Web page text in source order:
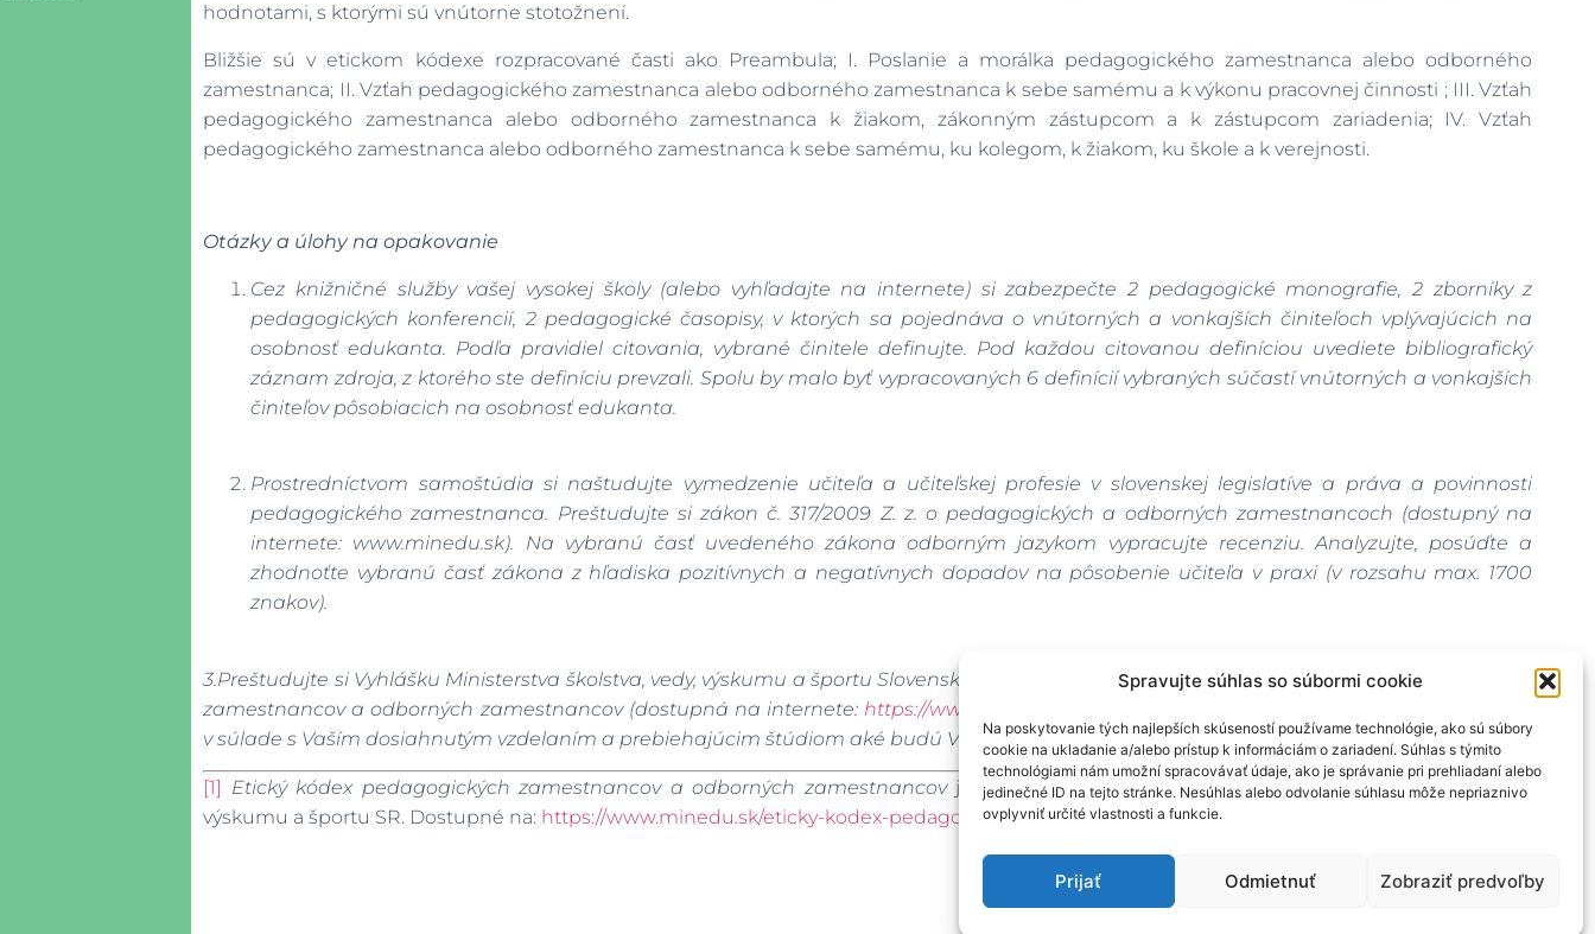
Spravujte súhlas so súbormi cookie
Na poskytovanie tých najlepších skúseností používame technológie, ako sú súbory
cookie na ukladanie a/alebo prístup k informáciám o zariadení. Súhlas s týmito
technológiami nám umožní spracovávať údaje, ako je správanie pri prehliadaní alebo
jedinečné ID na tejto stránke. Nesúhlas alebo odvolanie súhlasu môže nepriaznivo
ovplyvniť určité vlastnosti a funkcie.
Prijať Odmietnuť Zobraziť predvoľby
hodnotami, s ktorými sú vnútorne stotožnení.
Bližšie sú v etickom kódexe rozpracované časti ako Preambula; I. Poslanie a morálka pedagogického zamestnanca alebo odborného
zamestnanca; II. Vzťah pedagogického zamestnanca alebo odborného zamestnanca k sebe samému a k výkonu pracovnej činnosti ; III. Vzťah
pedagogického zamestnanca alebo odborného zamestnanca k žiakom, zákonným zástupcom a k zástupcom zariadenia; IV. Vzťah
pedagogického zamestnanca alebo odborného zamestnanca k sebe samému, ku kolegom, k žiakom, ku škole a k verejnosti.
Otázky a úlohy na opakovanie
Cez knižničné služby vašej vysokej školy (alebo vyhľadajte na internete) si zabezpečte 2 pedagogické monografie, 2 zborníky z
pedagogických konferencií, 2 pedagogické časopisy, v ktorých sa pojednáva o vnútorných a vonkajších činiteľoch vplývajúcich na
osobnosť edukanta. Podľa pravidiel citovania, vybrané činitele definujte. Pod každou citovanou definíciou uvediete bibliografický
záznam zdroja, z ktorého ste definíciu prevzali. Spolu by malo byť vypracovaných 6 definícií vybraných súčastí vnútorných a vonkajších
činiteľov pôsobiacich na osobnosť edukanta.
Prostredníctvom samoštúdia si naštudujte vymedzenie učiteľa a učiteľskej profesie v slovenskej legislatíve a práva a povinnosti
pedagogického zamestnanca. Preštudujte si zákon č. 317/2009 Z. z. o pedagogických a odborných zamestnancoch (dostupný na
internete: www.minedu.sk). Na vybranú časť uvedeného zákona odborným jazykom vypracujte recenziu. Analyzujte, posúďte a
zhodnoťte vybranú časť zákona z hľadiska pozitívnych a negatívnych dopadov na pôsobenie učiteľa v praxi (v rozsahu max. 1700
znakov).
3.Preštudujte si Vyhlášku Ministerstva školstva, vedy, výskumu a športu Slovenskej republiky o kvalifikačných predpokladoch pedagogických
zamestnancov a odborných zamestnancov (dostupná na internete: https://www.minedu.sk/26353-sk/pravne-predpisy/
v súlade s Vaším dosiahnutým vzdelaním a prebiehajúcim štúdiom aké budú Vaše možnosti uplatnenia v edukačnej praxi.
[1] Etický kódex pedagogických zamestnancov a odborných zamestnancovje dostupný na webovej stránke Ministerstva školstva, vedy,
výskumu a športu SR. Dostupné na: https://www.minedu.sk/eticky-kodex-pedagogickych-zamestnancov-a-odbornych-zamestnancov